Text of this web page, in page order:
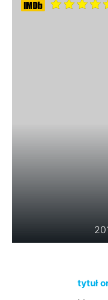
tytuł